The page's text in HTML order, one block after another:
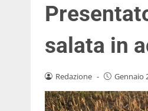
salata in
Redazione - Gennaio